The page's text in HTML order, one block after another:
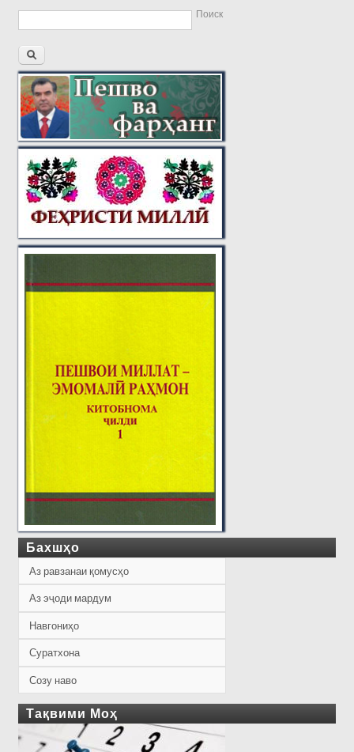
Поиск
Бахшҳо
Аз равзанаи қомусҳо
Аз эҷоди мардум
Навгониҳо
Суратхона
Созу наво
Тақвими Моҳ